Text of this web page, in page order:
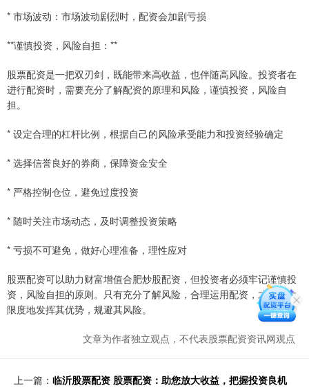
* 市场波动：市场波动剧烈时，配资会加剧亏损
**谨慎投资，风险自担：**
股票配资是一把双刃剑，既能带来高收益，也伴随高风险。投资者在
进行配资时，需要充分了解配资的原理和风险，谨慎投资，风险自
担。
* 设定合理的杠杆比例，根据自己的风险承受能力和投资经验确定
* 选择信誉良好的券商，保障资金安全
* 严格控制仓位，避免过度投资
* 随时关注市场动态，及时调整投资策略
* 亏损不可避免，做好心理准备，理性应对
股票配资可以助力财富增值合肥炒股配资，但投资者必须牢记谨慎投
资，风险自担的原则。只有充分了解风险，合理运用配资，才能最大
限度地发挥其优势，规避其风险。
文章为作者独立观点，不代表股票配资资讯网观点
上一篇： 临沂股票配资 股票配资：助您放大收益，把握投资良机